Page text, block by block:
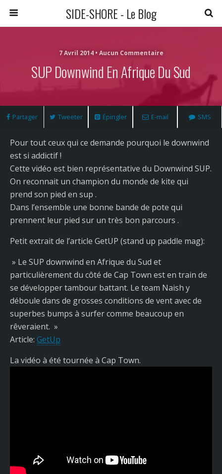
SIDE-SHORE - Le Blog
7 Avril 2014 • Aucun Commentaire
SUP Downwind En Afrique Du Sud
Partager Tweeter Épingler E-mail SMS
Pour tout ceux qui ce demande pourquoi le downwind
est si addictif !
Cette vidéo est bien représentative du Downwind SUP.
On reconnait un champion du monde de kite qui
prend son pied en sup .
Dans l’ensemble une bonne bande de pote qui
prennent leur pied sur un très bon parcours .
Petit extrait de l’article GetUP (stand up paddle mag):
» Le SUP downwind en Afrique du Sud et
particulièrement du côté de Cap Town est en train de
se développer tambour battant. Le team Naish y
déboule dans de grosses conditions de vent avec de
superbes bumps à surfer comme beaucoup en
rêveraient. »
Article: GetUp
La vidéo à été tournée à Cap Town.